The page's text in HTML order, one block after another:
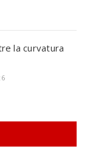
la curvatura